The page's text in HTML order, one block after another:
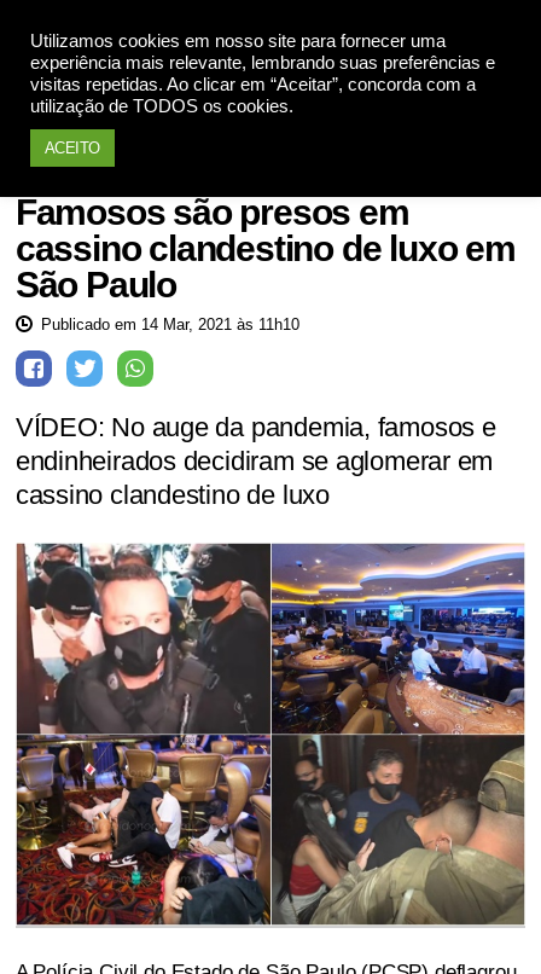
Utilizamos cookies em nosso site para fornecer uma
experiência mais relevante, lembrando suas preferências e
visitas repetidas. Ao clicar em “Aceitar”, concorda com a
utilização de TODOS os cookies.
ACEITO
Notícias
Famosos são presos em
cassino clandestino de luxo em
São Paulo
Publicado em 14 Mar, 2021 às 11h10
VÍDEO: No auge da pandemia, famosos e
endinheirados decidiram se aglomerar em
cassino clandestino de luxo